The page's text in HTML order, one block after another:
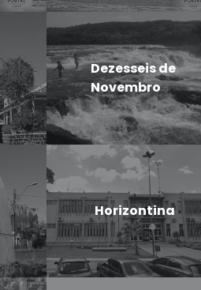
Dezesseis de
Novembro
Horizontina